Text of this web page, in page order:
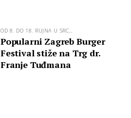
OD 8. DO 18. RUJNA U SRC…
Popularni Zagreb Burger
Festival stiže na Trg dr.
Franje Tuđmana